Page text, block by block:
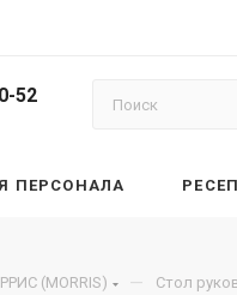
52
ПЕРСОНАЛА
(MORRIS) — Стол